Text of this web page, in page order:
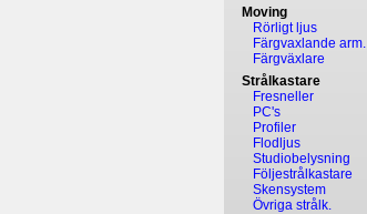
Moving
Rörligt ljus
Färgvaxlande arm.
Färgväxlare
Strålkastare
Fresneller
PC's
Profiler
Flodljus
Studiobelysning
Följestrålkastare
Skensystem
Övriga strålk.